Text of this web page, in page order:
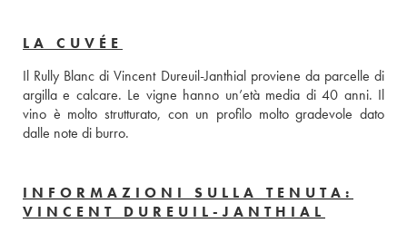
LA CUVÉE
Il Rully Blanc di Vincent Dureuil-Janthial proviene da parcelle di
argilla e calcare. Le vigne hanno un’età media di 40 anni. Il
vino è molto strutturato, con un profilo molto gradevole dato
dalle note di burro.
INFORMAZIONI SULLA TENUTA:
VINCENT DUREUIL-JANTHIAL